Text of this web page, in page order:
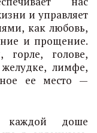
и управляет
как любовь,
и прощение.
горле, голове,
лимфе,
ее место —
доше